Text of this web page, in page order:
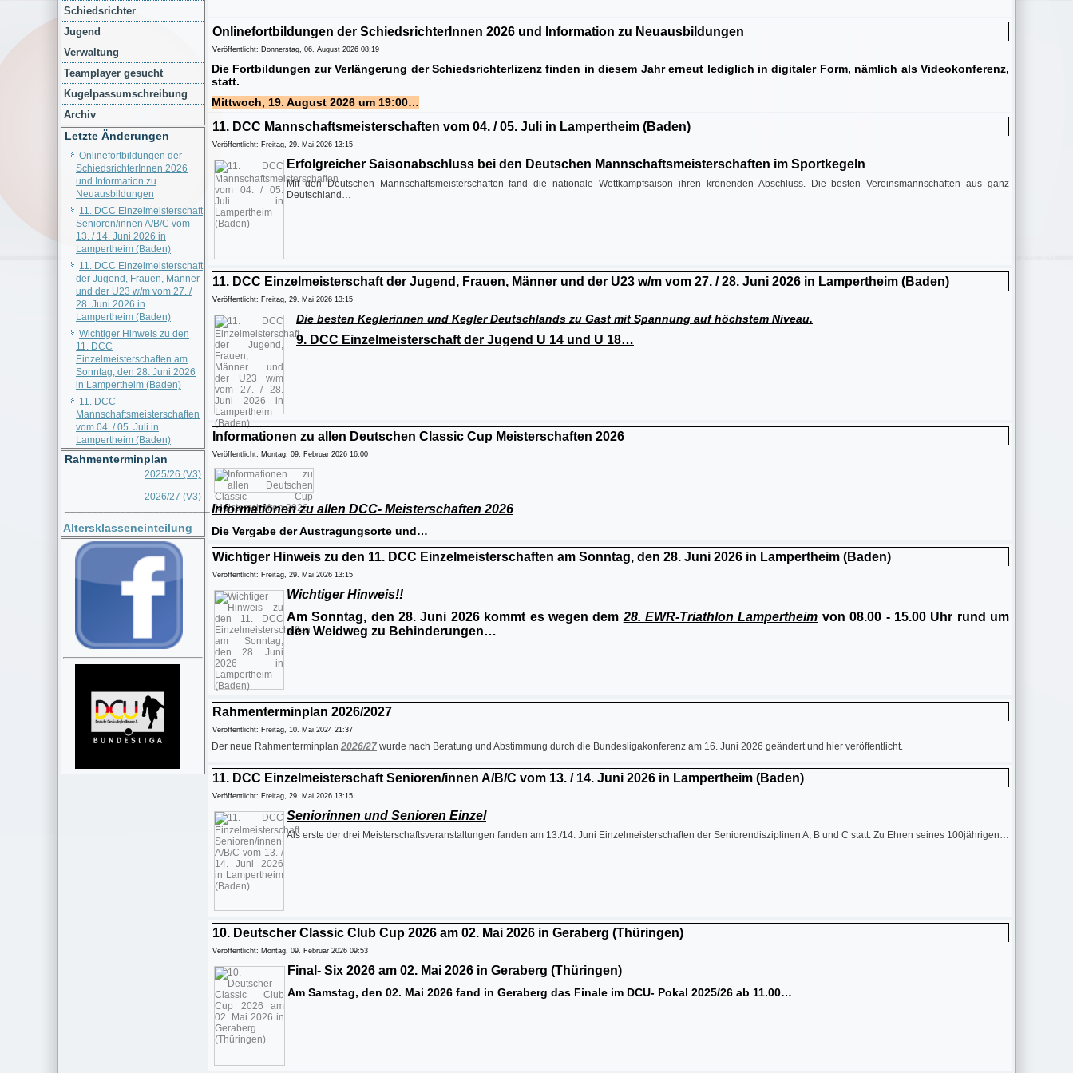
Schiedsrichter
Jugend
Verwaltung
Teamplayer gesucht
Kugelpassumschreibung
Archiv
Letzte Änderungen
Onlinefortbildungen der
SchiedsrichterInnen 2026
und Information zu
Neuausbildungen
11. DCC Einzelmeisterschaft
Senioren/innen A/B/C vom
13. / 14. Juni 2026 in
Lampertheim (Baden)
11. DCC Einzelmeisterschaft
der Jugend, Frauen, Männer
und der U23 w/m vom 27. /
28. Juni 2026 in
Lampertheim (Baden)
Wichtiger Hinweis zu den
11. DCC
Einzelmeisterschaften am
Sonntag, den 28. Juni 2026
in Lampertheim (Baden)
11. DCC
Mannschaftsmeisterschaften
vom 04. / 05. Juli in
Lampertheim (Baden)
Rahmenterminplan
2025/26 (V3)
2026/27 (V3)
Altersklasseneinteilung
Onlinefortbildungen der SchiedsrichterInnen 2026 und Information zu Neuausbildungen
Veröffentlicht: Donnerstag, 06. August 2026 08:19
Die Fortbildungen zur Verlängerung der Schiedsrichterlizenz finden in diesem Jahr erneut lediglich in digitaler Form, nämlich als Videokonferenz,
statt.
Mittwoch, 19. August 2026 um 19:00…
11. DCC Mannschaftsmeisterschaften vom 04. / 05. Juli in Lampertheim (Baden)
Veröffentlicht: Freitag, 29. Mai 2026 13:15
Erfolgreicher Saisonabschluss bei den Deutschen Mannschaftsmeisterschaften im Sportkegeln
Mit den Deutschen Mannschaftsmeisterschaften fand die nationale Wettkampfsaison ihren krönenden Abschluss. Die besten Vereinsmannschaften aus ganz
Deutschland…
11. DCC Einzelmeisterschaft der Jugend, Frauen, Männer und der U23 w/m vom 27. / 28. Juni 2026 in Lampertheim (Baden)
Veröffentlicht: Freitag, 29. Mai 2026 13:15
Die besten Keglerinnen und Kegler Deutschlands zu Gast mit Spannung auf höchstem Niveau.
9. DCC Einzelmeisterschaft der Jugend U 14 und U 18…
Informationen zu allen Deutschen Classic Cup Meisterschaften 2026
Veröffentlicht: Montag, 09. Februar 2026 16:00
Informationen zu allen DCC- Meisterschaften 2026
Die Vergabe der Austragungsorte und…
Wichtiger Hinweis zu den 11. DCC Einzelmeisterschaften am Sonntag, den 28. Juni 2026 in Lampertheim (Baden)
Veröffentlicht: Freitag, 29. Mai 2026 13:15
Wichtiger Hinweis!!
Am Sonntag, den 28. Juni 2026 kommt es wegen dem 28. EWR-Triathlon Lampertheim von 08.00 - 15.00 Uhr rund um
den Weidweg zu Behinderungen…
Rahmenterminplan 2026/2027
Veröffentlicht: Freitag, 10. Mai 2024 21:37
Der neue Rahmenterminplan 2026/27 wurde nach Beratung und Abstimmung durch die Bundesligakonferenz am 16. Juni 2026 geändert und hier veröffentlicht.
11. DCC Einzelmeisterschaft Senioren/innen A/B/C vom 13. / 14. Juni 2026 in Lampertheim (Baden)
Veröffentlicht: Freitag, 29. Mai 2026 13:15
Seniorinnen und Senioren Einzel
Als erste der drei Meisterschaftsveranstaltungen fanden am 13./14. Juni Einzelmeisterschaften der Seniorendisziplinen A, B und C statt. Zu Ehren seines 100jährigen…
10. Deutscher Classic Club Cup 2026 am 02. Mai 2026 in Geraberg (Thüringen)
Veröffentlicht: Montag, 09. Februar 2026 09:53
Final- Six 2026 am 02. Mai 2026 in Geraberg (Thüringen)
Am Samstag, den 02. Mai 2026 fand in Geraberg das Finale im DCU- Pokal 2025/26 ab 11.00…